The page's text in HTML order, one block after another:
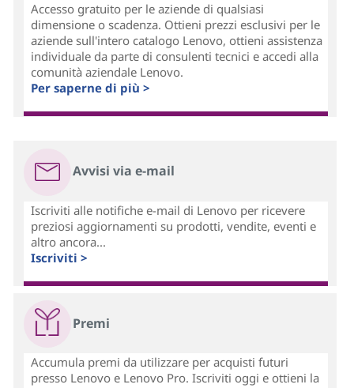
Accesso gratuito per le aziende di qualsiasi
dimensione o scadenza. Ottieni prezzi esclusivi per le
aziende sull'intero catalogo Lenovo, ottieni assistenza
individuale da parte di consulenti tecnici e accedi alla
comunità aziendale Lenovo.
Per saperne di più >
Avvisi via e-mail
Iscriviti alle notifiche e-mail di Lenovo per ricevere
preziosi aggiornamenti su prodotti, vendite, eventi e
altro ancora...
Iscriviti >
Premi
Accumula premi da utilizzare per acquisti futuri
presso Lenovo e Lenovo Pro. Iscriviti oggi e ottieni la